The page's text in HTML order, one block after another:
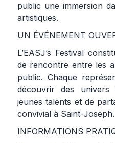
public une immersion
artistiques.
UN ÉVÉNEMENT
L’EASJ’s Festival
de rencontre entre les
public. Chaque
découvrir des
jeunes talents et de
convivial à Saint-Joseph.
INFORMATIONS